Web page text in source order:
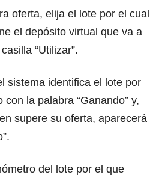
oferta, elija el lote por el cual
el depósito virtual que va a
“Utilizar”.
sistema identifica el lote por
la palabra “Ganando” y,
supere su oferta, aparecerá
del lote por el que